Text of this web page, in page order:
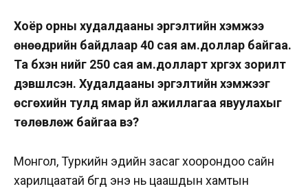
Хоёр орны худалдааны эргэлтийн хэмжээ
өнөөдрийн байдлаар 40 сая ам.доллар байгаа.
Та бүхэн үүнийг 250 сая ам.долларт хүргэх зорилт
дэвшүүлсэн. Худалдааны эргэлтийн хэмжээг
өсгөхийн тулд ямар үйл ажиллагаа явуулахыг
төлөвлөж байгаа вэ?
Монгол, Туркийн эдийн засаг хоорондоо сайн
харилцаатай бөгөөд энэ нь цаашдын хамтын